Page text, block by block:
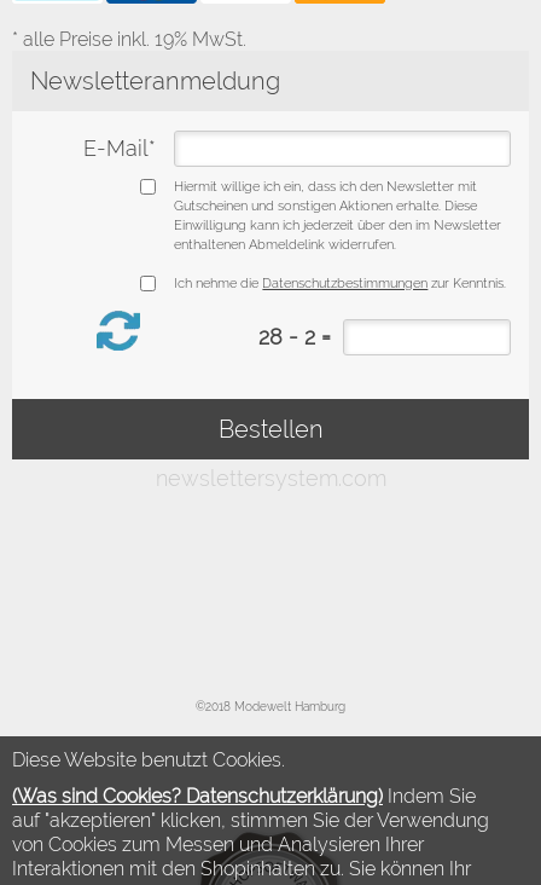
Diese Website benutzt Cookies.
(Was sind Cookies? Datenschutzerklärung) Indem Sie
auf "akzeptieren" klicken, stimmen Sie der Verwendung
von Cookies zum Messen und Analysieren Ihrer
Interaktionen mit den Shopinhalten zu. Sie können Ihr
* alle Preise inkl. 19% MwSt.
©2018 Modewelt Hamburg